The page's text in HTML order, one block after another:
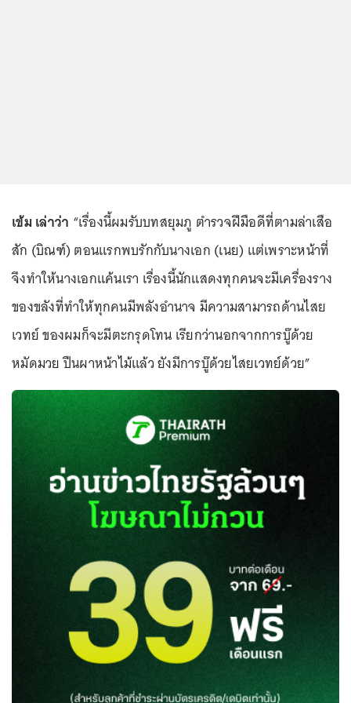
เข้ม เล่าว่า “เรื่องนี้ผมรับบทสยุมภู ตำรวจฝีมือดีที่ตามล่าเสือ
สัก (บิณฑ์) ตอนแรกพบรักกับนางเอก (เนย) แต่เพราะหน้าที่
จึงทำให้นางเอกแค้นเรา เรื่องนี้นักแสดงทุกคนจะมีเครื่องราง
ของขลังที่ทำให้ทุกคนมีพลังอำนาจ มีความสามารถด้านไสย
เวทย์ ของผมก็จะมีตะกรุดโทน เรียกว่านอกจากการบู๊ด้วย
หมัดมวย ปืนผาหน้าไม้แล้ว ยังมีการบู๊ด้วยไสยเวทย์ด้วย”